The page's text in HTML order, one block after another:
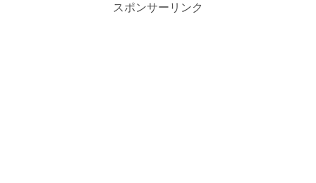
スポンサーリンク